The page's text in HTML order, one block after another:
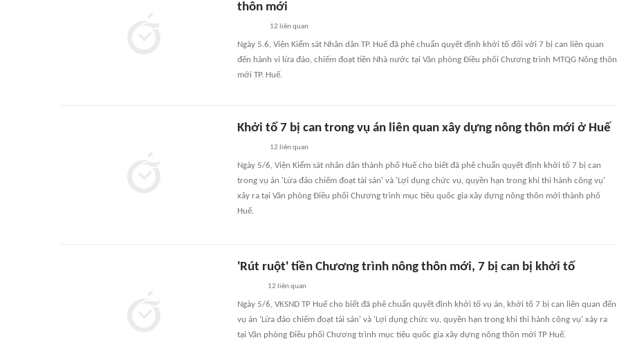
thôn mới
12 liên quan
Ngày 5.6, Viện Kiểm sát Nhân dân TP. Huế đã phê chuẩn quyết định khởi tố đối với 7 bị can liên quan
đến hành vi lừa đảo, chiếm đoạt tiền Nhà nước tại Văn phòng Điều phối Chương trình MTQG Nông thôn
mới TP. Huế.
Khởi tố 7 bị can trong vụ án liên quan xây dựng nông thôn mới ở Huế
12 liên quan
Ngày 5/6, Viện Kiểm sát nhân dân thành phố Huế cho biết đã phê chuẩn quyết định khởi tố 7 bị can
trong vụ án 'Lừa đảo chiếm đoạt tài sản' và 'Lợi dụng chức vụ, quyền hạn trong khi thi hành công vụ'
xảy ra tại Văn phòng Điều phối Chương trình mục tiêu quốc gia xây dựng nông thôn mới thành phố
Huế.
'Rút ruột' tiền Chương trình nông thôn mới, 7 bị can bị khởi tố
12 liên quan
Ngày 5/6, VKSND TP Huế cho biết đã phê chuẩn quyết định khởi tố vụ án, khởi tố 7 bị can liên quan đến
vụ án 'Lừa đảo chiếm đoạt tài sản' và 'Lợi dụng chức vụ, quyền hạn trong khi thi hành công vụ' xảy ra
tại Văn phòng Điều phối Chương trình mục tiêu quốc gia xây dựng nông thôn mới TP Huế.